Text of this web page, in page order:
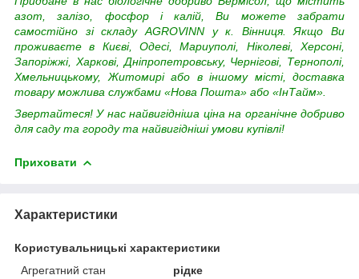
азот, залізо, фосфор і калій, Ви можете забрати
самостійно зі складу AGROVINN у к. Вінниця. Якщо Ви
проживаєте в Києві, Одесі, Мариуполі, Ніколеві, Херсоні,
Запоріжжі, Харкові, Дніпропетровську, Чернігові, Тернополі,
Хмельницькому, Житомирі або в іншому місті, доставка
товару можлива службами «Нова Пошта» або «ІнТайм».
Звертайтеся! У нас найвигідніша ціна на органічне добриво
для саду та городу та найвигідніші умови купівлі!
Приховати
Характеристики
Користувальницькі характеристики
Агрегатний стан
рідке